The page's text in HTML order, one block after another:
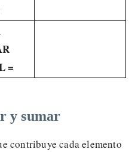
=
y sumar
contribuye cada elemento